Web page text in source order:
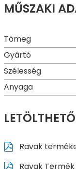
MŰSZAKI
Tömeg
Gyártó
Szélesség
Anyaga
Ravak
Ravak